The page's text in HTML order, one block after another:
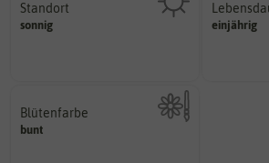
Standort
sonnig
Pflanze? (schattig, halbschattig,
sonnig, vollsonnig)
einjährig
einjährig,
mehrjährig.
Blütenfarbe
bunt
Kann auch mehrfarbig sein.